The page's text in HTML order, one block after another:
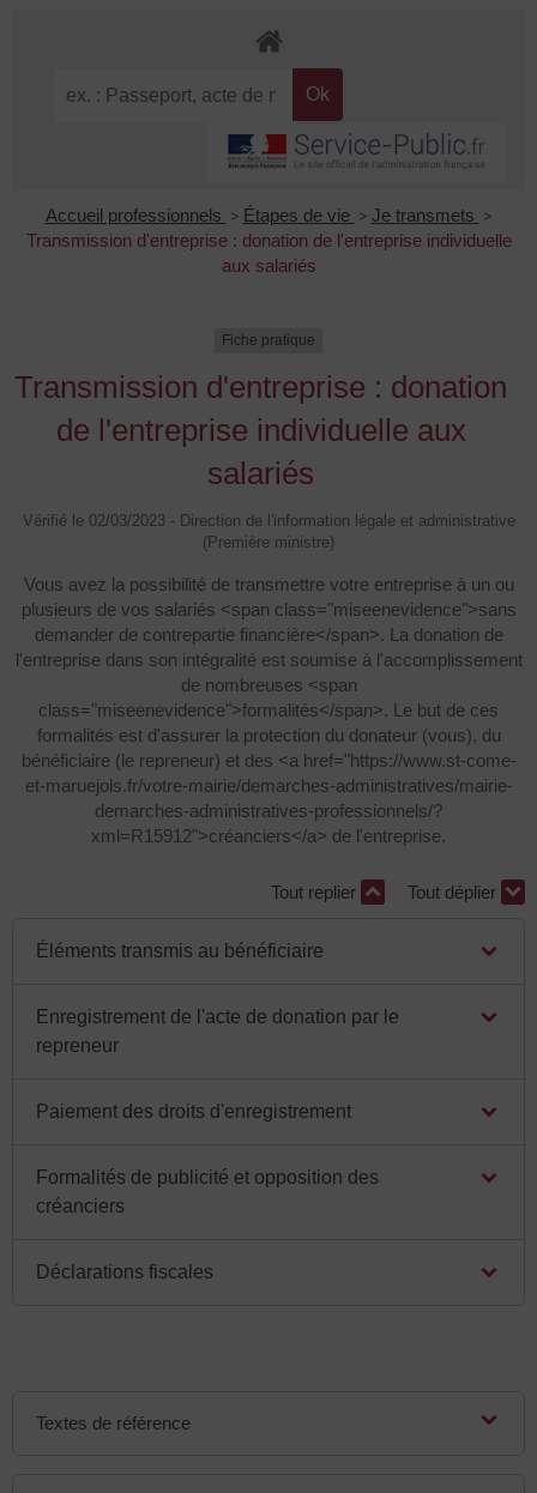
Accueil professionnels > Étapes de vie > Je transmets >
Transmission d'entreprise : donation de l'entreprise individuelle
aux salariés
Fiche pratique
Transmission d'entreprise : donation
de l'entreprise individuelle aux
salariés
Vérifié le 02/03/2023 - Direction de l'information légale et administrative
(Première ministre)
Vous avez la possibilité de transmettre votre entreprise à un ou
plusieurs de vos salariés <span class="miseenevidence">sans
demander de contrepartie financière</span>. La donation de
l'entreprise dans son intégralité est soumise à l'accomplissement
de nombreuses <span
class="miseenevidence">formalités</span>. Le but de ces
formalités est d'assurer la protection du donateur (vous), du
bénéficiaire (le repreneur) et des <a href="https://www.st-come-
et-maruejols.fr/votre-mairie/demarches-administratives/mairie-
demarches-administratives-professionnels/?
xml=R15912">créanciers</a> de l'entreprise.
Tout replier Tout déplier
Éléments transmis au bénéficiaire
Enregistrement de l'acte de donation par le
repreneur
Paiement des droits d'enregistrement
Formalités de publicité et opposition des
créanciers
Déclarations fiscales
Textes de référence